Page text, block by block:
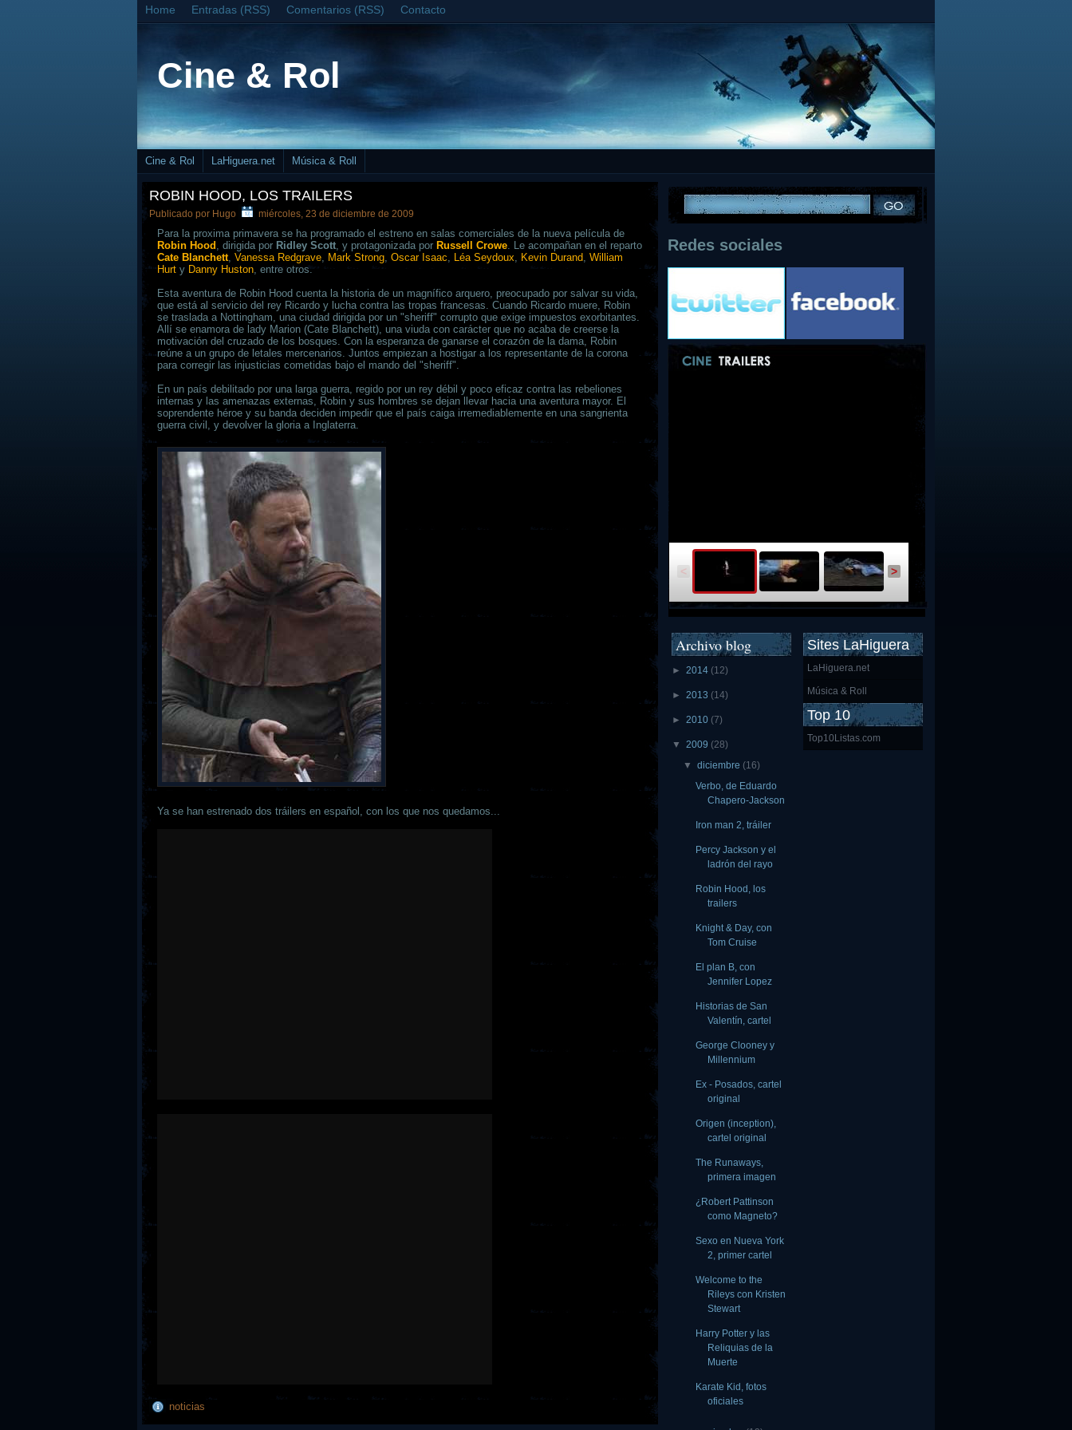
Home Entradas (RSS) Comentarios (RSS) Contacto
Cine & Rol
Cine & Rol LaHiguera.net Música & Roll
ROBIN HOOD, LOS TRAILERS
Publicado por Hugo miércoles, 23 de diciembre de 2009
Para la proxima primavera se ha programado el estreno en salas comerciales de la nueva película de
Robin Hood , dirigida por Ridley Scott, y protagonizada por Russell Crowe. Le acompañan en el reparto
Cate Blanchett, Vanessa Redgrave, Mark Strong, Oscar Isaac, Léa Seydoux, Kevin Durand, William
Hurt y Danny Huston, entre otros.
Esta aventura de Robin Hood cuenta la historia de un magnífico arquero, preocupado por salvar su vida,
que está al servicio del rey Ricardo y lucha contra las tropas francesas. Cuando Ricardo muere, Robin
se traslada a Nottingham, una ciudad dirigida por un "sheriff" corrupto que exige impuestos exorbitantes.
Allí se enamora de lady Marion (Cate Blanchett), una viuda con carácter que no acaba de creerse la
motivación del cruzado de los bosques. Con la esperanza de ganarse el corazón de la dama, Robin
reúne a un grupo de letales mercenarios. Juntos empiezan a hostigar a los representante de la corona
para corregir las injusticias cometidas bajo el mando del "sheriff".
En un país debilitado por una larga guerra, regido por un rey débil y poco eficaz contra las rebeliones
internas y las amenazas externas, Robin y sus hombres se dejan llevar hacia una aventura mayor. El
soprendente héroe y su banda deciden impedir que el país caiga irremediablemente en una sangrienta
guerra civil, y devolver la gloria a Inglaterra.
Ya se han estrenado dos tráilers en español, con los que nos quedamos...
noticias
Redes sociales
< >
Sites LaHiguera
LaHiguera.net
Música & Roll
Top 10
Top10Listas.com
Archivo blog
► 2014 (12)
► 2013 (14)
► 2010 (7)
▼ 2009 (28)
▼diciembre (16)
Verbo, de Eduardo
Chapero-Jackson
Iron man 2, tráiler
Percy Jackson y el
ladrón del rayo
Robin Hood, los
trailers
Knight & Day, con
Tom Cruise
El plan B, con
Jennifer Lopez
Historias de San
Valentín, cartel
George Clooney y
Millennium
Ex - Posados, cartel
original
Origen (inception),
cartel original
The Runaways,
primera imagen
¿Robert Pattinson
como Magneto?
Sexo en Nueva York
2, primer cartel
Welcome to the
Rileys con Kristen
Stewart
Harry Potter y las
Reliquias de la
Muerte
Karate Kid, fotos
oficiales